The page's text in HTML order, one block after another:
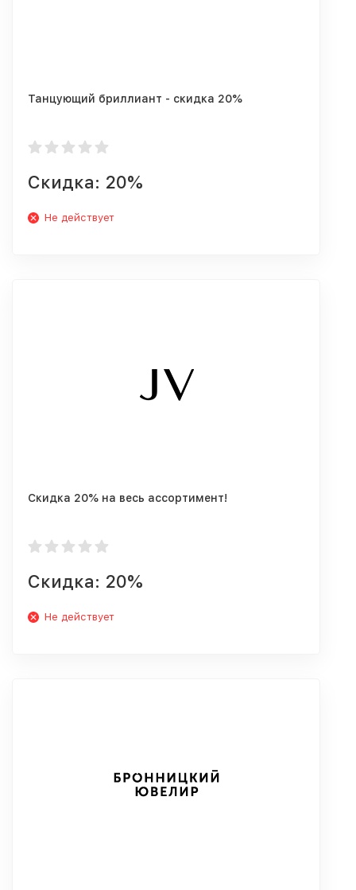
Танцующий бриллиант - скидка 20%
Скидка: 20%
Не действует
Скидка 20% на весь ассортимент!
Скидка: 20%
Не действует